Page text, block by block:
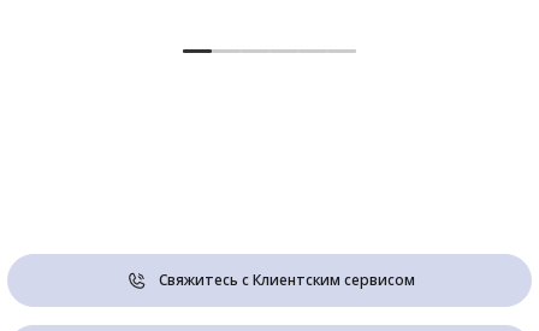
Свяжитесь с Клиентским сервисом